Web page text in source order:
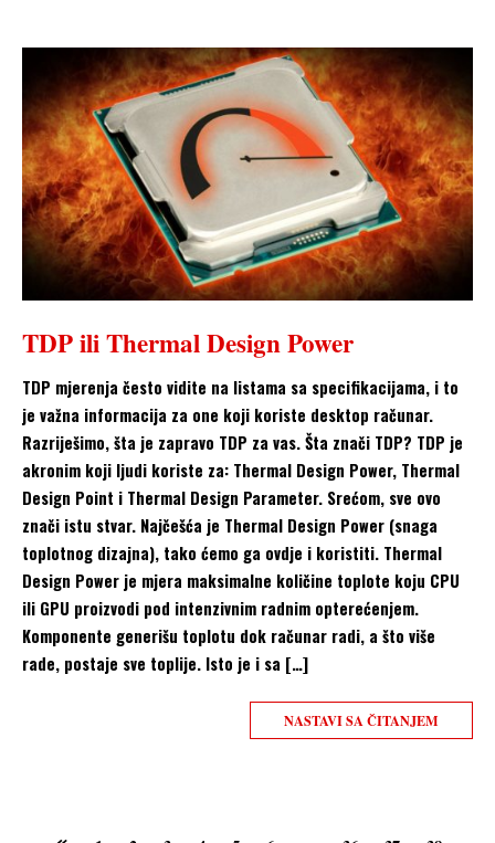
TDP ili Thermal Design Power
TDP mjerenja često vidite na listama sa specifikacijama, i to
je važna informacija za one koji koriste desktop računar.
Razriješimo, šta je zapravo TDP za vas. Šta znači TDP? TDP je
akronim koji ljudi koriste za: Thermal Design Power, Thermal
Design Point i Thermal Design Parameter. Srećom, sve ovo
znači istu stvar. Najčešća je Thermal Design Power (snaga
toplotnog dizajna), tako ćemo ga ovdje i koristiti. Thermal
Design Power je mjera maksimalne količine toplote koju CPU
ili GPU proizvodi pod intenzivnim radnim opterećenjem.
Komponente generišu toplotu dok računar radi, a što više
rade, postaje sve toplije. Isto je i sa […]
NASTAVI SA ČITANJEM